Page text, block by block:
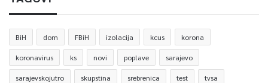
BiH dom FBiH izolacija kcus korona
koronavirus ks novi poplave sarajevo
sarajevskojutro skupstina srebrenica test tvsa